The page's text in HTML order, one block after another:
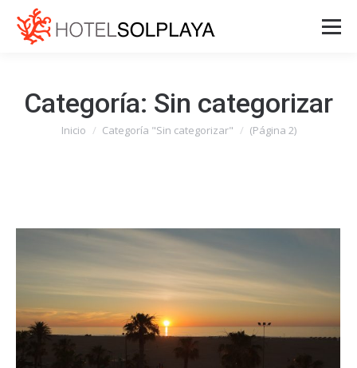
Categoría: Sin categorizar
Estás aquí:
Inicio Categoría "Sin categorizar" (Página 2)